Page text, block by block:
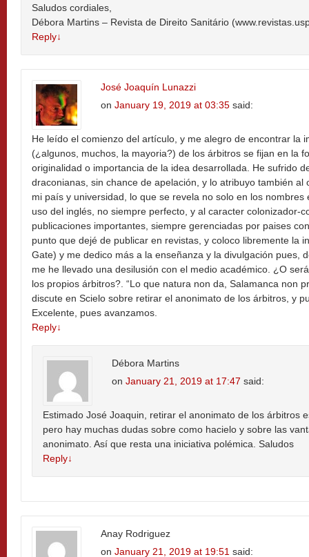
Saludos cordiales,
Débora Martins – Revista de Direito Sanitário
Reply↓
José Joaquín Lunazzi
on January 19, 2019 at 03:35 said:
He leído el comienzo del artículo, y me alegro de encontrar la
(¿algunos, muchos, la mayoria?) de los árbitros se fijan en la
originalidad o importancia de la idea desarrollada. He sufrido
draconianas, sin chance de apelación, y lo atribuyo también al
mi país y universidad, lo que se revela no solo en los nombres
uso del inglés, no siempre perfecto, y al caracter colonizador-
publicaciones importantes, siempre gerenciadas por paises
punto que dejé de publicar en revistas, y coloco libremente la
Gate) y me dedico más a la enseñanza y la divulgación pues,
me he llevado una desilusión con el medio académico. ¿O
los propios árbitros?. “Lo que natura non da, Salamanca non
discute en Scielo sobre retirar el anonimato de los árbitros, y
Excelente, pues avanzamos.
Reply↓
Débora Martins
on January 21, 2019 at 17:47 said:
Estimado José Joaquin, retirar el anonimato de los árbitros
pero hay muchas dudas sobre como hacielo y sobre las
anonimato. Así que resta una iniciativa polémica. Saludos
Reply↓
Anay Rodriguez
on January 21, 2019 at 19:51 said: